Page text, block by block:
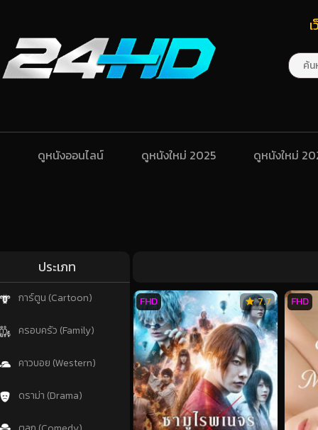
ดูหนังออนไลน์ ดูหนังใหม่ 2025 ดูหนังใหม่
ประเภท
การ์ตูน (Cartoon)
ครอบครัว (Family)
คาวบอย (Western)
ดราม่า (Drama)
7.7
FHD FHD